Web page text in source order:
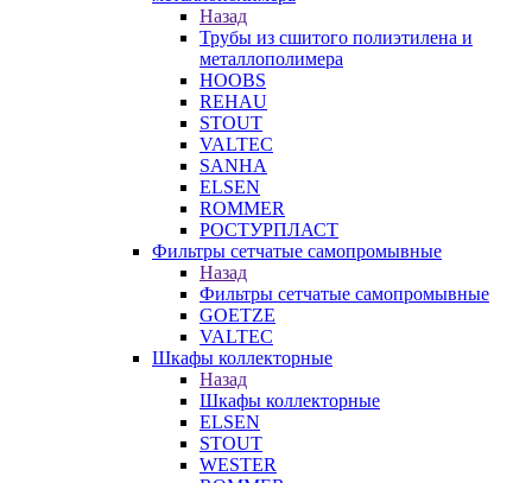
Назад
Трубы из сшитого полиэтилена и
металлополимера
HOOBS
REHAU
STOUT
VALTEC
SANHA
ELSEN
ROMMER
РОСТУРПЛАСТ
Фильтры сетчатые самопромывные
Назад
Фильтры сетчатые самопромывные
GOETZE
VALTEC
Шкафы коллекторные
Назад
Шкафы коллекторные
ELSEN
STOUT
WESTER